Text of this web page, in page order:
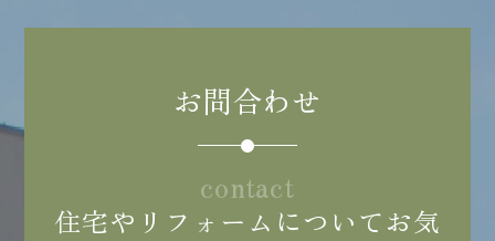
お問合わせ
contact
住宅やリフォームについてお気